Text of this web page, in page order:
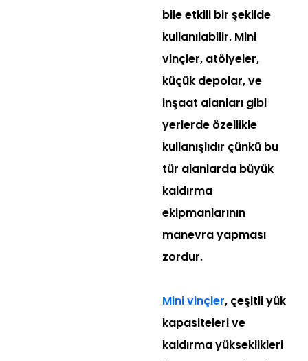
bile etkili bir şekilde
kullanılabilir. Mini
vinçler, atölyeler,
küçük depolar, ve
inşaat alanları gibi
yerlerde özellikle
kullanışlıdır çünkü bu
tür alanlarda büyük
kaldırma
ekipmanlarının
manevra yapması
zordur.
Mini vinçler, çeşitli yük
kapasiteleri ve
kaldırma yükseklikleri